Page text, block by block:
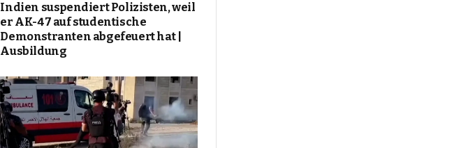
Indien suspendiert Polizisten, weil
er AK-47 auf studentische
Demonstranten abgefeuert hat |
Ausbildung